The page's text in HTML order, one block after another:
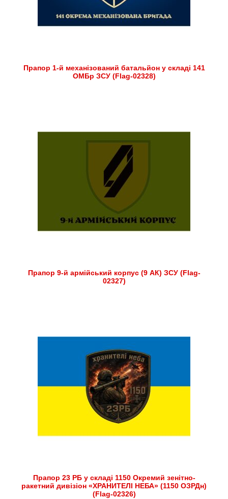
Прапор 1-й механізований батальйон у складі 141
ОМБр ЗСУ (Flag-02328)
Прапор 9-й армійський корпус (9 АК) ЗСУ (Flag-
02327)
Прапор 23 РБ у складі 1150 Окремий зенітно-
ракетний дивізіон «ХРАНИТЕЛІ НЕБА» (1150 ОЗРДн)
(Flag-02326)